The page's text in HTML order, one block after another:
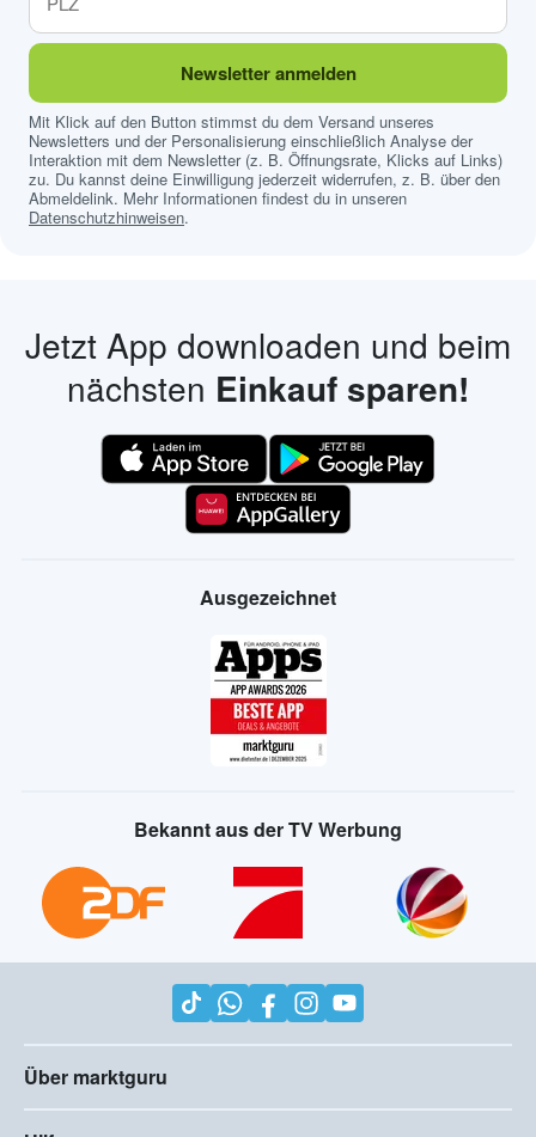
Newsletter anmelden
Mit Klick auf den Button stimmst du dem Versand unseres
Newsletters und der Personalisierung einschließlich Analyse der
Interaktion mit dem Newsletter (z. B. Öffnungsrate, Klicks auf Links)
zu. Du kannst deine Einwilligung jederzeit widerrufen, z. B. über den
Abmeldelink. Mehr Informationen findest du in unseren
Datenschutzhinweisen.
Jetzt App downloaden und beim
nächsten Einkauf sparen!
Ausgezeichnet
Bekannt aus der TV Werbung
Über marktguru